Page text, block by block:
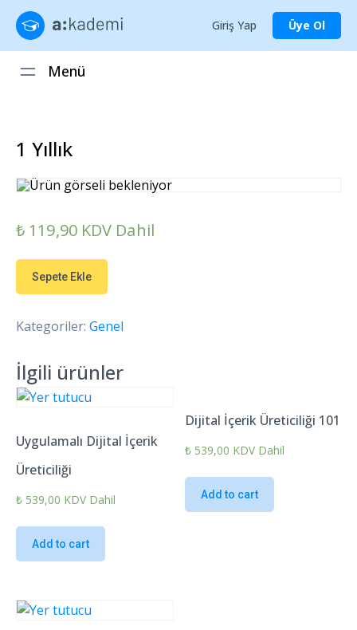
Giriş Yap Üye Ol
Menü
1 Yıllık
₺ 119,90 KDV Dahil
Sepete Ekle
Kategoriler: Genel
İlgili ürünler
Uygulamalı Dijital İçerik
Üreticiliği
₺ 539,00 KDV Dahil
Add to cart
Dijital İçerik Üreticiliği 101
₺ 539,00 KDV Dahil
Add to cart